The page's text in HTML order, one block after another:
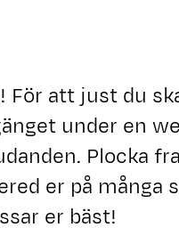
För att just du
under en
Plocka
er på många
er bäst!